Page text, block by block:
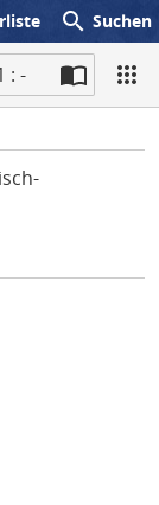
search Suchen
1 : -